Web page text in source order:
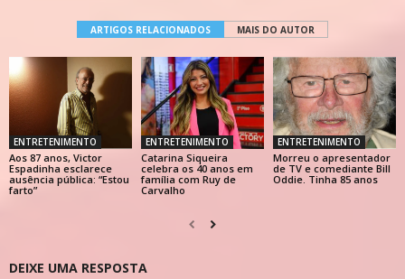
ARTIGOS RELACIONADOS MAIS DO AUTOR
ENTRETENIMENTO
Aos 87 anos, Victor
Espadinha esclarece
ausência pública: “Estou
farto”
ENTRETENIMENTO
Catarina Siqueira
celebra os 40 anos em
família com Ruy de
Carvalho
ENTRETENIMENTO
Morreu o apresentador
de TV e comediante Bill
Oddie. Tinha 85 anos
DEIXE UMA RESPOSTA